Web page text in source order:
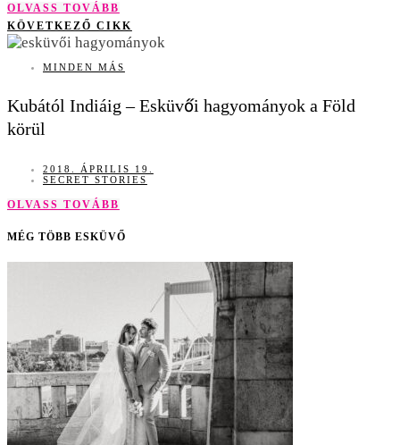
OLVASS TOVÁBB
KÖVETKEZŐ CIKK
MINDEN MÁS
Kubától Indiáig – Esküvői hagyományok a Föld
körül
2018. ÁPRILIS 19.
SECRET STORIES
OLVASS TOVÁBB
MÉG TÖBB ESKÜVŐ